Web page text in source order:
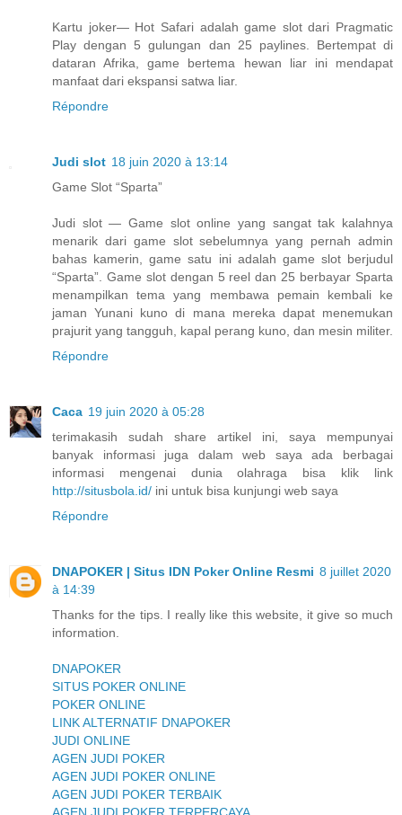
Kartu joker— Hot Safari adalah game slot dari Pragmatic
Play dengan 5 gulungan dan 25 paylines. Bertempat di
dataran Afrika, game bertema hewan liar ini mendapat
manfaat dari ekspansi satwa liar.
Répondre
Judi slot 18 juin 2020 à 13:14
Game Slot “Sparta”
Judi slot — Game slot online yang sangat tak kalahnya
menarik dari game slot sebelumnya yang pernah admin
bahas kamerin, game satu ini adalah game slot berjudul
“Sparta”. Game slot dengan 5 reel dan 25 berbayar Sparta
menampilkan tema yang membawa pemain kembali ke
jaman Yunani kuno di mana mereka dapat menemukan
prajurit yang tangguh, kapal perang kuno, dan mesin militer.
Répondre
Caca 19 juin 2020 à 05:28
terimakasih sudah share artikel ini, saya mempunyai
banyak informasi juga dalam web saya ada berbagai
informasi mengenai dunia olahraga bisa klik link
http://situsbola.id/ ini untuk bisa kunjungi web saya
Répondre
DNAPOKER | Situs IDN Poker Online Resmi 8 juillet 2020
à 14:39
Thanks for the tips. I really like this website, it give so much
information.
DNAPOKER
SITUS POKER ONLINE
POKER ONLINE
LINK ALTERNATIF DNAPOKER
JUDI ONLINE
AGEN JUDI POKER
AGEN JUDI POKER ONLINE
AGEN JUDI POKER TERBAIK